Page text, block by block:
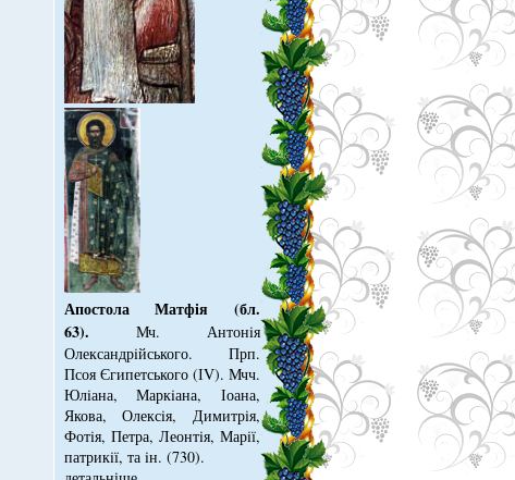
Апостола Матфія (бл.
63). Мч. Антонiя
Олександрiйського. Прп.
Псоя Єгипетського (ІV). Мчч.
Юлiана, Маркiана, Іоана,
Якова, Олексiя, Димитрiя,
Фотiя, Петра, Леонтiя, Марiї,
патрикiї, та iн. (730).